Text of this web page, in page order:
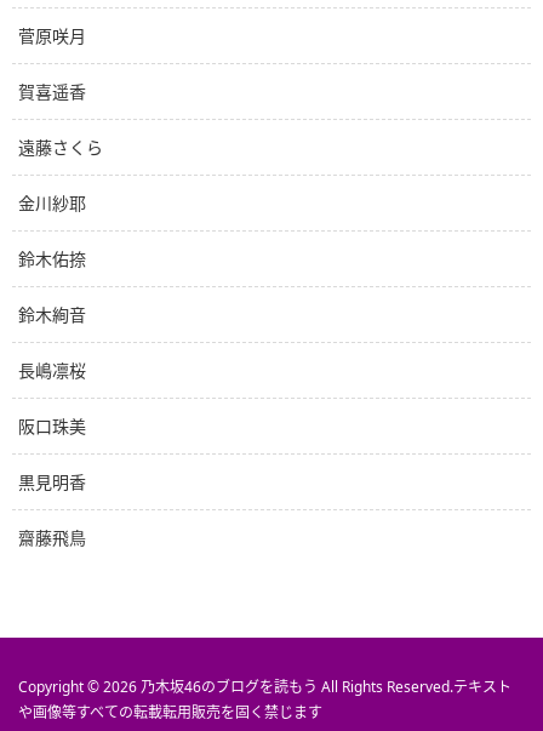
菅原咲月
賀喜遥香
遠藤さくら
金川紗耶
鈴木佑捺
鈴木絢音
長嶋凛桜
阪口珠美
黒見明香
齋藤飛鳥
Copyright © 2026乃木坂46のブログを読もう All Rights Reserved.テキスト
や画像等すべての転載転用販売を固く禁じます